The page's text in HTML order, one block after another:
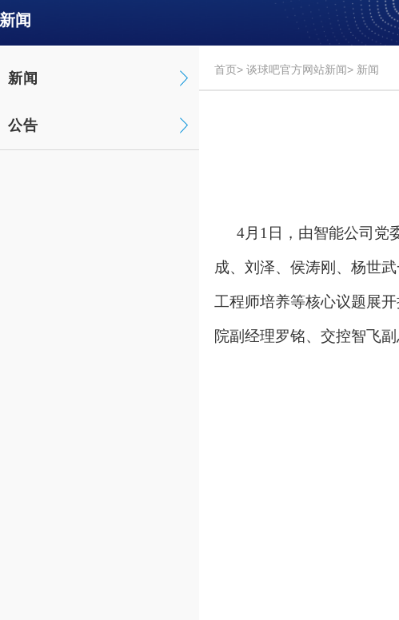
新闻
新闻
公告
首页> 谈球吧官方网站新闻> 新闻
4月1日，由智能公司党
成、刘泽、侯涛刚、杨世
工程师培养等核心议题展
院副经理罗铭、交控智飞